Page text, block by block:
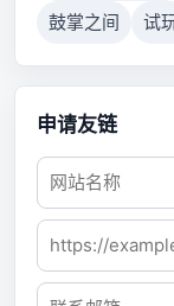
鼓掌之间
试
申请友链